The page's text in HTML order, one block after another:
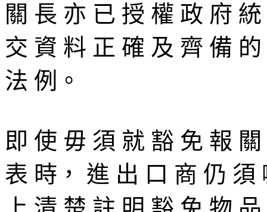
關 長 亦 已 授 權 政 府
交 資 料 正 確 及 齊 備
法 例。
即 使 毋 須 就 豁 免 報
表 時， 進 出 口 商 仍 須